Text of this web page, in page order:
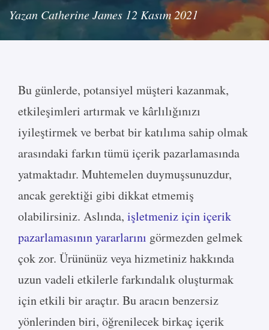
Yazan Catherine James 12 Kasım 2021
Bu günlerde, potansiyel müşteri kazanmak,
etkileşimleri artırmak ve kârlılığınızı
iyileştirmek ve berbat bir katılıma sahip olmak
arasındaki farkın tümü içerik pazarlamasında
yatmaktadır. Muhtemelen duymuşsunuzdur,
ancak gerektiği gibi dikkat etmemiş
olabilirsiniz. Aslında, işletmeniz için içerik
pazarlamasının yararlarını görmezden gelmek
çok zor. Ürününüz veya hizmetiniz hakkında
uzun vadeli etkilerle farkındalık oluşturmak
için etkili bir araçtır. Bu aracın benzersiz
yönlerinden biri, öğrenilecek birkaç içerik